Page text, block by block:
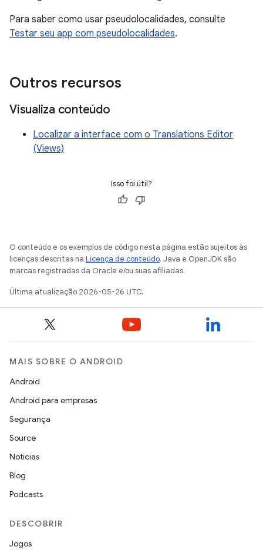
Para saber como usar pseudolocalidades, consulte
Testar seu app com pseudolocalidades.
Outros recursos
Visualiza conteúdo
Localizar a interface com o Translations Editor
(Views)
Isso foi útil?
O conteúdo e os exemplos de código nesta página estão sujeitos às
licenças descritas na Licença de conteúdo. Java e OpenJDK são
marcas registradas da Oracle e/ou suas afiliadas.
Última atualização 2026-05-26 UTC.
MAIS SOBRE O ANDROID
Android
Android para empresas
Segurança
Source
Notícias
Blog
Podcasts
DESCOBRIR
Jogos